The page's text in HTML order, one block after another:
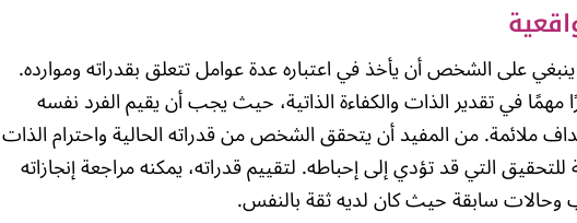
على الشخص أن يأخذ في اعتباره عدة عوامل تتعلق بقدراته وموارده.
مهمًا في تقدير الذات والكفاءة الذاتية، حيث يجب أن يقيم الفرد نفسه
ملائمة. من المفيد أن يتحقق الشخص من قدراته الحالية واحترام الذات
التي قد تؤدي إلى إحباطه. لتقييم قدراته، يمكنه مراجعة إنجازاته
وحالات سابقة حيث كان لديه ثقة بالنفس.